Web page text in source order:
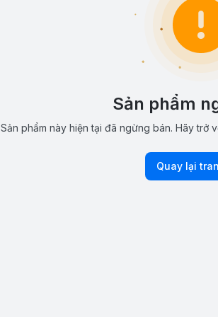
Sản phẩm
Sản phẩm này hiện tại đã ngừng bán. Hãy trở
Quay lại